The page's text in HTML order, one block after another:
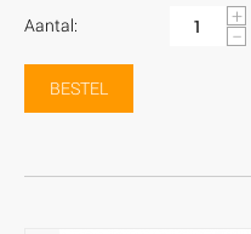
Aantal:
+
−
BESTEL